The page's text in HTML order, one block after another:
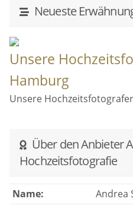
Neueste
Unsere
Hamburg
Unsere
Über den Anbieter
Hochzeitsfotografie
Name:
Andrea